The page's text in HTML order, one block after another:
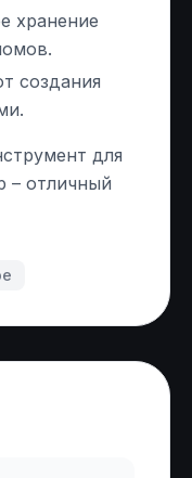
хранение
создания
для
– отличный